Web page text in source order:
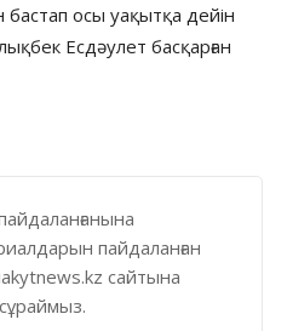
осы уақытқа дейін
Есдәулет басқарған
пайдаланған
сайтына